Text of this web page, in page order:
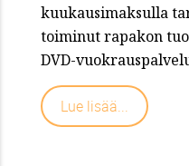
kuukausimaksulla
toiminut rapakon
DVD-
Lue lisää...